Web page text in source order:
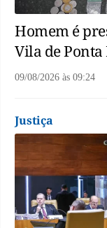
Homem é
Vila de Ponta
09/08/2026 às 09:24
Justiça